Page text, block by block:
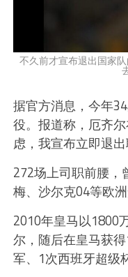
不久前才宣布退出国家
据官方消息，今年
役。报道称，厄齐
虑，我宣布立即退
272场上司职前腰，
梅、沙尔克04等欧洲
2010年皇马以1800
尔，随后在皇马获
军、1次西班牙超级